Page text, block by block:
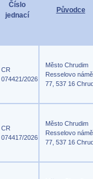
Číslo
jednací
Původce
CR
074421/2026
Město Chrudim
Resselovo
77, 537 16
CR
074417/2026
Město Chrudim
Resselovo
77, 537 16